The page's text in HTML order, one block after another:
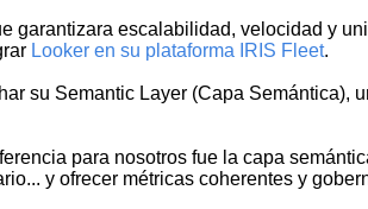
garantizara escalabilidad, velocidad y
Looker en su plataforma IRIS Fleet.
su Semantic Layer (Capa Semántica),
para nosotros fue la capa
y ofrecer métricas coherentes y